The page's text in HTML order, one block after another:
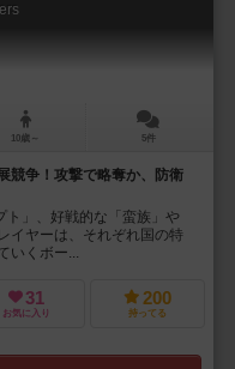
10歳～ 5件
競争！攻撃で略奪か、防衛
ト」、好戦的な「蛮族」や
イヤーは、それぞれ国の特
いくボー...
31
お気に入り
200
持ってる